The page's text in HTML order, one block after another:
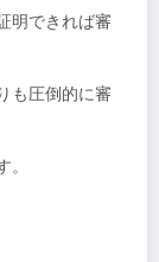
明できれば審
も圧倒的に審